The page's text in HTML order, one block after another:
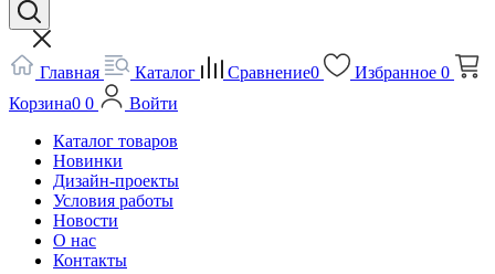
Главная Каталог Сравнение0 Избранное 0
Корзина0 0
Войти
Каталог товаров
Новинки
Дизайн-проекты
Условия работы
Новости
О нас
Контакты